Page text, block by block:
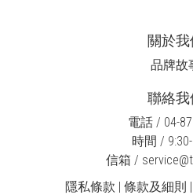
關於我
品牌故
聯絡我
電話 / 04-
時間 /
信箱 /
隱私條款 | 條款及細則